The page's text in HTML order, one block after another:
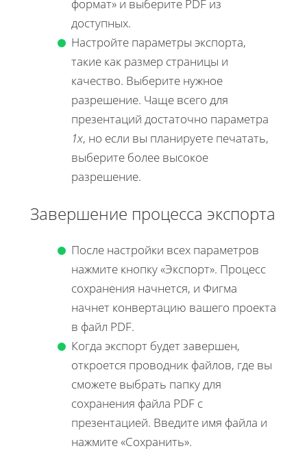
формат» и выберите PDF из
доступных.
Настройте параметры экспорта,
такие как размер страницы и
качество. Выберите нужное
разрешение. Чаще всего для
презентаций достаточно параметра
1x, но если вы планируете печатать,
выберите более высокое
разрешение.
Завершение процесса экспорта
После настройки всех параметров
нажмите кнопку «Экспорт». Процесс
сохранения начнется, и Фигма
начнет конвертацию вашего проекта
в файл PDF.
Когда экспорт будет завершен,
откроется проводник файлов, где вы
сможете выбрать папку для
сохранения файла PDF с
презентацией. Введите имя файла и
нажмите «Сохранить».